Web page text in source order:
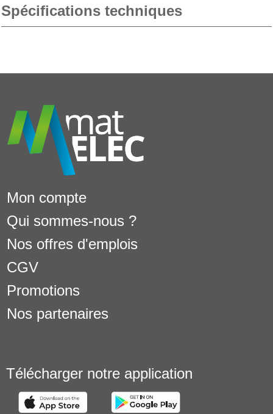
Spécifications techniques
Mon compte
Qui sommes-nous ?
Nos offres d'emplois
CGV
Promotions
Nos partenaires
Télécharger notre application